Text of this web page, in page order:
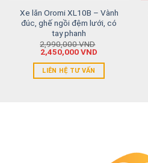
Xe lăn Oromi XL10B – Vành
đúc, ghế ngồi đệm lưới, có
tay phanh
2,990,000VND
2,450,000VND
LIÊN HỆ TƯ VẤN